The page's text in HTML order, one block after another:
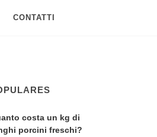
CONTATTI
costa un kg di
porcini freschi?